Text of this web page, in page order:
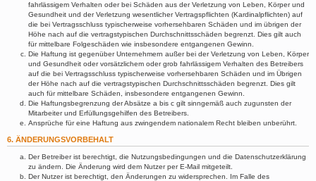
fahrlässigem Verhalten oder bei Schäden aus der Verletzung von Leben, Körper und
Gesundheit und der Verletzung wesentlicher Vertragspflichten (Kardinalpflichten) auf
die bei Vertragsschluss typischerweise vorhersehbaren Schäden und im übrigen der
Höhe nach auf die vertragstypischen Durchschnittsschäden begrenzt. Dies gilt auch
für mittelbare Folgeschäden wie insbesondere entgangenen Gewinn.
Die Haftung ist gegenüber Unternehmern außer bei der Verletzung von Leben, Körper
und Gesundheit oder vorsätzlichem oder grob fahrlässigem Verhalten des Betreibers
auf die bei Vertragsschluss typischerweise vorhersehbaren Schäden und im Übrigen
der Höhe nach auf die vertragstypischen Durchschnittsschäden begrenzt. Dies gilt
auch für mittelbare Schäden, insbesondere entgangenen Gewinn.
Die Haftungsbegrenzung der Absätze a bis c gilt sinngemäß auch zugunsten der
Mitarbeiter und Erfüllungsgehilfen des Betreibers.
Ansprüche für eine Haftung aus zwingendem nationalem Recht bleiben unberührt.
6. ÄNDERUNGSVORBEHALT
Der Betreiber ist berechtigt, die Nutzungsbedingungen und die Datenschutzerklärung
zu ändern. Die Änderung wird dem Nutzer per E-Mail mitgeteilt.
Der Nutzer ist berechtigt, den Änderungen zu widersprechen. Im Falle des